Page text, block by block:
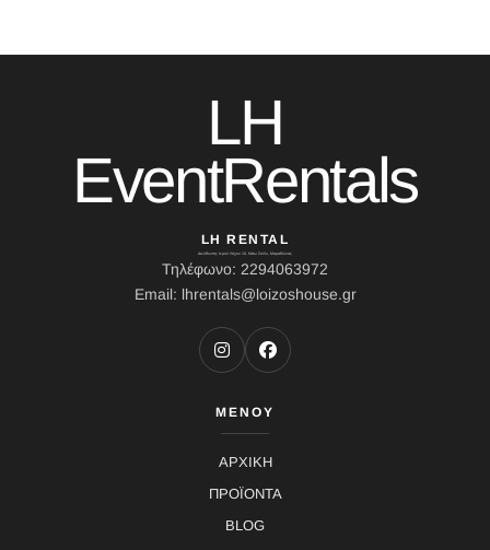
LH
EventRentals
LH RENTAL
Διεύθυνση: Ιερού Λόχου 10, Κάτω Σούλι, Μαραθώνας
Τηλέφωνο: 2294063972
Email: lhrentals@loizoshouse.gr
ΜΕΝΟΥ
ΑΡΧΙΚΗ
ΠΡΟΪΟΝΤΑ
BLOG